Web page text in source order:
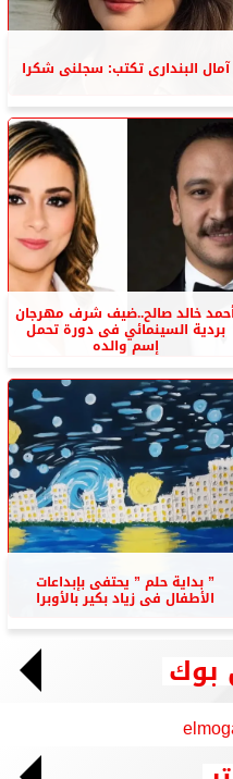
آمال البندارى تكتب: سجلنى شكرا
خالد صالح..ضيف شرف مهرجان
بردية السينمائي فى دورة تحمل
إسم والده
” بداية حلم ” يحتفى بإبداعات
الأطفال فى زياد بكير بالأوبرا
بوك